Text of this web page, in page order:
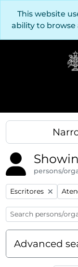
This website
ability to
persons/
Remove filter:
Escritores
Advanced